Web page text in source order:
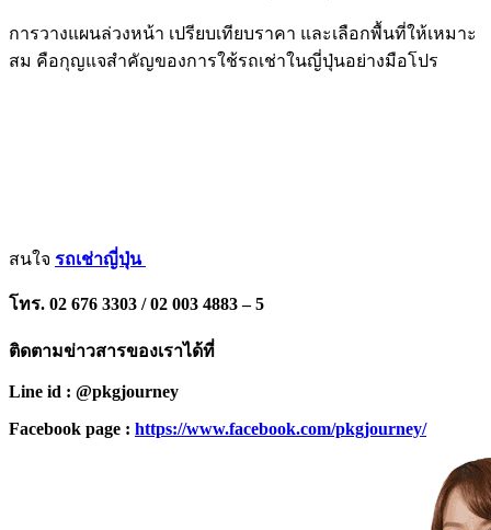
การวางแผนล่วงหน้า เปรียบเทียบราคา และเลือกพื้นที่ให้เหมาะ
สม คือกุญแจสำคัญของการใช้รถเช่าในญี่ปุ่นอย่างมือโปร
สนใจ รถเช่าญี่ปุ่น
โทร. 02 676 3303 / 02 003 4883 – 5
ติดตามข่าวสารของเราได้ที่
Line id : @pkgjourney
Facebook page : https://www.facebook.com/pkgjourney/